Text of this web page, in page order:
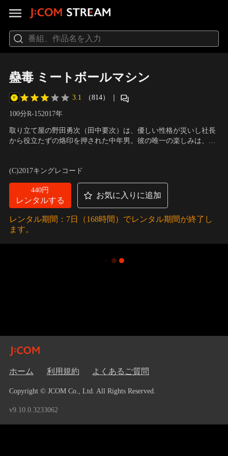
蠱毒 ミートボールマシン
3.1 （814） ｜
100分R-152017年
取り立て屋の野田勇次（田中要次）は、優しい性格が災いし社長
から役立たずの烙印を押された中年男。彼の唯一の楽しみは、落
ぜん巨大なフラスコに包まれて外の世界と遮断されてしまう。そ
してフラスコの中の人々は…。
(C)2017キングレコード
440円
レンタルする
お気に入りに追加
レンタル期間：7日（168時間）でレンタル期間が終了し
ます。
ホーム 利用規約 よくあるご質問
Copyright © JCOM Co., Ltd. All Rights Reserved.
v9.10.0.3233062